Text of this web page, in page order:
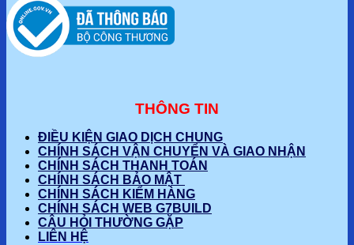
THÔNG TIN
ĐIỀU KIỆN GIAO DỊCH CHUNG
CHÍNH SÁCH VẬN CHUYỂN VÀ GIAO NHẬN
CHÍNH SÁCH THANH TOÁN
CHÍNH SÁCH BẢO MẬT
CHÍNH SÁCH KIỂM HÀNG
CHÍNH SÁCH WEB G7BUILD
CÂU HỎI THƯỜNG GẶP
LIÊN HỆ